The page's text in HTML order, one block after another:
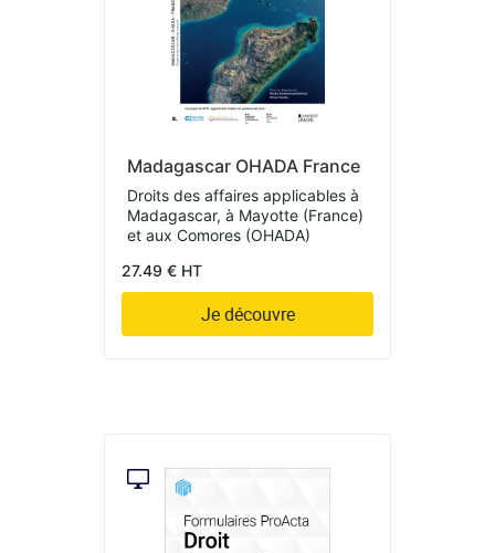
Madagascar OHADA France
Droits des affaires applicables à
Madagascar, à Mayotte (France)
et aux Comores (OHADA)
27.49 € HT
Je découvre